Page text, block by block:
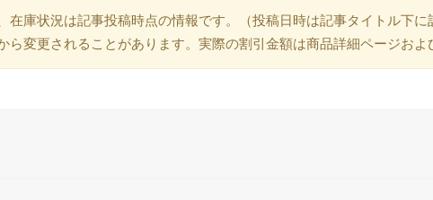
在庫状況は記事投稿時点の情報です。（投稿日時は記事タイトル下
ら変更されることがあります。実際の割引金額は商品詳細ページおよ